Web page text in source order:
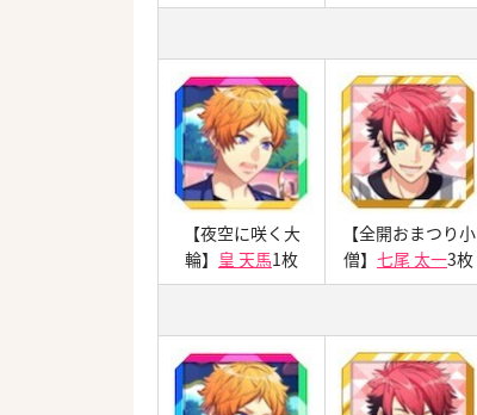
【夜空に咲く大
輪】 皇 天馬1枚
【全開おまつり小
僧】 七尾 太一3枚